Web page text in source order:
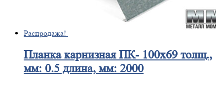
Распродажа!
Планкакарнизная ПК- 100х69 толщ.,
мм: 0.5 длина, мм: 2000